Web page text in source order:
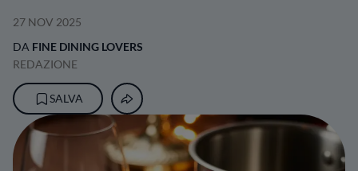
27 NOV 2025
DA FINE DINING LOVERS
REDAZIONE
SALVA